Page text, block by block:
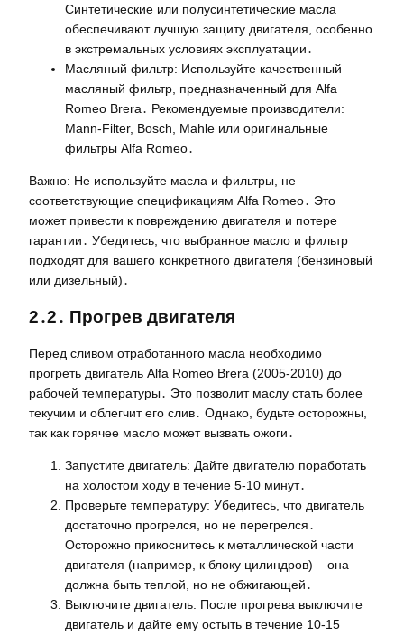
Синтетические или полусинтетические масла
обеспечивают лучшую защиту двигателя, особенно
в экстремальных условиях эксплуатации․
Масляный фильтр: Используйте качественный
масляный фильтр, предназначенный для Alfa
Romeo Brera․ Рекомендуемые производители:
Mann-Filter, Bosch, Mahle или оригинальные
фильтры Alfa Romeo․
Важно: Не используйте масла и фильтры, не
соответствующие спецификациям Alfa Romeo․ Это
может привести к повреждению двигателя и потере
гарантии․ Убедитесь, что выбранное масло и фильтр
подходят для вашего конкретного двигателя (бензиновый
или дизельный)․
2․2․ Прогрев двигателя
Перед сливом отработанного масла необходимо
прогреть двигатель Alfa Romeo Brera (2005-2010) до
рабочей температуры․ Это позволит маслу стать более
текучим и облегчит его слив․ Однако, будьте осторожны,
так как горячее масло может вызвать ожоги․
Запустите двигатель: Дайте двигателю поработать
на холостом ходу в течение 5-10 минут․
Проверьте температуру: Убедитесь, что двигатель
достаточно прогрелся, но не перегрелся․
Осторожно прикоснитесь к металлической части
двигателя (например, к блоку цилиндров) – она
должна быть теплой, но не обжигающей․
Выключите двигатель: После прогрева выключите
двигатель и дайте ему остыть в течение 10-15